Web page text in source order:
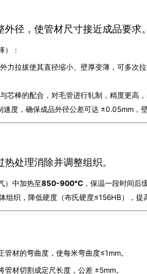
径，使管材尺寸接近成品要求。
）：
力拉拔使其直径缩小、壁厚变薄，可多次
芯棒的配合，对毛管进行轧制，精度更高
度，确保成品外径公差可达 ±0.05mm，
处理消除并调整组织。
）中加热至850-900℃，保温一段时间后
组织，降低硬度（布氏硬度≤156HB），提
材的弯曲度，使每米弯曲度≤1mm。
材切割成定尺长度，公差 ±5mm。